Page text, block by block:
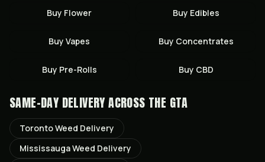
Buy Flower Buy Edibles
Buy Vapes Buy Concentrates
Buy Pre-Rolls Buy CBD
SAME-DAY DELIVERY ACROSS THE GTA
TorontoWeed Delivery
MississaugaWeed Delivery